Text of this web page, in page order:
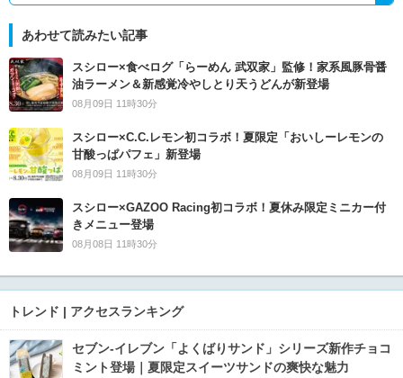
あわせて読みたい記事
スシロー×食べログ「らーめん 武双家」監修！家系風豚骨醤
油ラーメン＆新感覚冷やしとり天うどんが新登場
08月09日 11時30分
スシロー×C.C.レモン初コラボ！夏限定「おいしーレモンの
甘酸っぱパフェ」新登場
08月09日 11時30分
スシロー×GAZOO Racing初コラボ！夏休み限定ミニカー付
きメニュー登場
08月08日 11時30分
トレンド | アクセスランキング
セブン‐イレブン「よくばりサンド」シリーズ新作チョコ
ミント登場｜夏限定スイーツサンドの爽快な魅力